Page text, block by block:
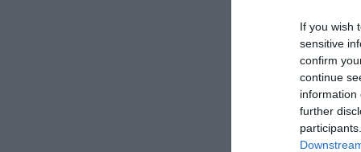
If you wish
sensitive
confirm
continue
information
further